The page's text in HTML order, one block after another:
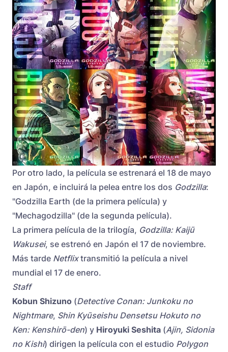
Por otro lado, la película se estrenará el 18 de mayo
en Japón, e incluirá la pelea entre los dos Godzilla:
"Godzilla Earth (de la primera película) y
"Mechagodzilla" (de la segunda película).
La primera película de la trilogía, Godzilla: Kaijū
Wakusei, se estrenó en Japón el 17 de noviembre.
Más tarde Netflixtransmitió la película a nivel
mundial el 17 de enero.
Staff
Kobun Shizuno (Detective Conan: Junkoku no
Nightmare, Shin Kyūseishu Densetsu Hokuto no
Ken: Kenshirō-den) y Hiroyuki Seshita (Ajin, Sidonia
no Kishi) dirigen la película con el estudio Polygon